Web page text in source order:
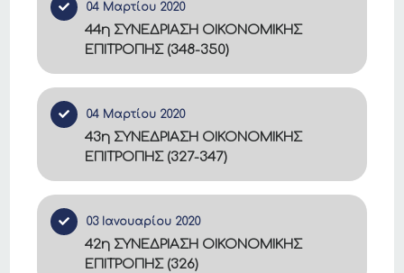
04 Μαρτίου 2020
44η ΣΥΝΕΔΡΙΑΣΗ ΟΙΚΟΝΟΜΙΚΗΣ
ΕΠΙΤΡΟΠΗΣ (348-350)
04 Μαρτίου 2020
43η ΣΥΝΕΔΡΙΑΣΗ ΟΙΚΟΝΟΜΙΚΗΣ
ΕΠΙΤΡΟΠΗΣ (327-347)
03 Ιανουαρίου 2020
42η ΣΥΝΕΔΡΙΑΣΗ ΟΙΚΟΝΟΜΙΚΗΣ
ΕΠΙΤΡΟΠΗΣ (326)